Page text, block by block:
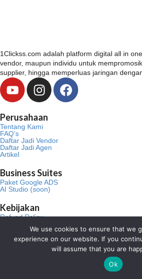
1Clickss.com adalah platform digital all in
vendor, maupun individu untuk
supplier, hingga memperluas jaringan
Y
o
t
u
b
e
I
n
t
a
g
a
m
F
a
Perusahaan
Tentang Kami
FAQ’s
Daftar Jadi Vendor
Daftar Jadi Agen
Artikel
Business Suites
Paket Google ADS
AI Studio (soon)
Kebijakan
Refund Policy
Privacy PolicyWe use cookies to ensure that we
experience on our website. If you
will assume that you are
Ok